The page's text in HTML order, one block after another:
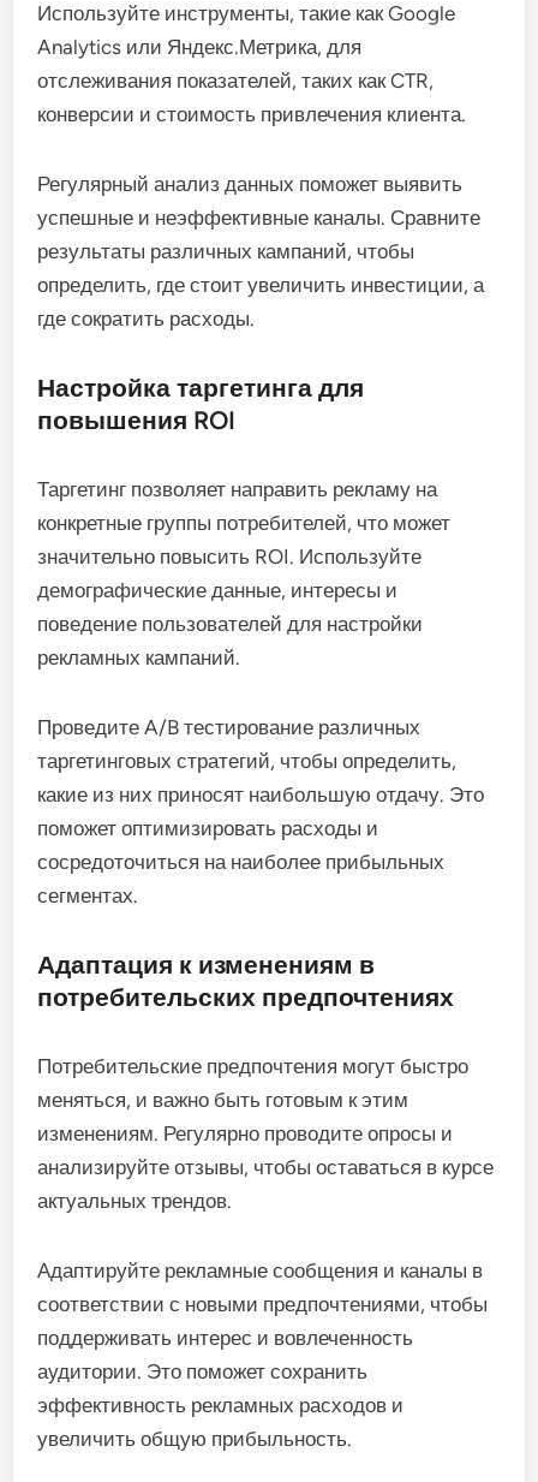
Используйте инструменты, такие как Google
Analytics или Яндекс.Метрика, для
отслеживания показателей, таких как CTR,
конверсии и стоимость привлечения клиента.
Регулярный анализ данных поможет выявить
успешные и неэффективные каналы. Сравните
результаты различных кампаний, чтобы
определить, где стоит увеличить инвестиции, а
где сократить расходы.
Настройка таргетинга для
повышения ROI
Таргетинг позволяет направить рекламу на
конкретные группы потребителей, что может
значительно повысить ROI. Используйте
демографические данные, интересы и
поведение пользователей для настройки
рекламных кампаний.
Проведите A/B тестирование различных
таргетинговых стратегий, чтобы определить,
какие из них приносят наибольшую отдачу. Это
поможет оптимизировать расходы и
сосредоточиться на наиболее прибыльных
сегментах.
Адаптация к изменениям в
потребительских предпочтениях
Потребительские предпочтения могут быстро
меняться, и важно быть готовым к этим
изменениям. Регулярно проводите опросы и
анализируйте отзывы, чтобы оставаться в курсе
актуальных трендов.
Адаптируйте рекламные сообщения и каналы в
соответствии с новыми предпочтениями, чтобы
поддерживать интерес и вовлеченность
аудитории. Это поможет сохранить
эффективность рекламных расходов и
увеличить общую прибыльность.